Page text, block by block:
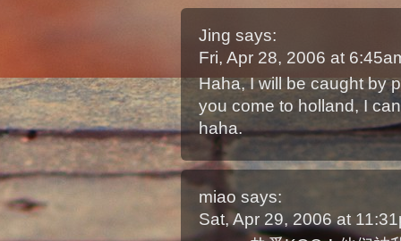
Jing says:
Fri, Apr 28, 2006 at
Haha, I will be caught by
you come to holland, I
haha.
miao says:
Sat, Apr 29, 2006 at